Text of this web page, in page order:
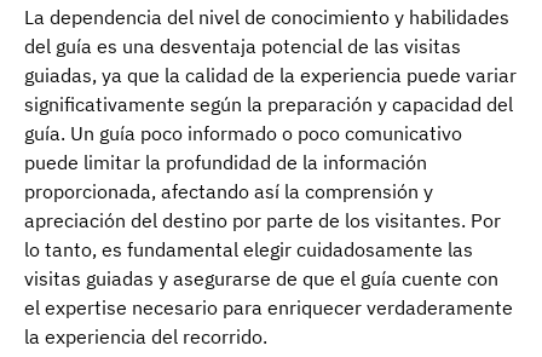
La dependencia del nivel de conocimiento y habilidades
del guía es una desventaja potencial de las visitas
guiadas, ya que la calidad de la experiencia puede variar
significativamente según la preparación y capacidad del
guía. Un guía poco informado o poco comunicativo
puede limitar la profundidad de la información
proporcionada, afectando así la comprensión y
apreciación del destino por parte de los visitantes. Por
lo tanto, es fundamental elegir cuidadosamente las
visitas guiadas y asegurarse de que el guía cuente con
el expertise necesario para enriquecer verdaderamente
la experiencia del recorrido.